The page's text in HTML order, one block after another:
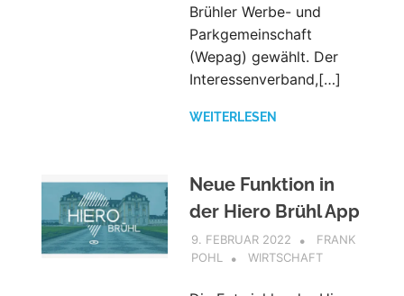
Brühler Werbe- und
Parkgemeinschaft
(Wepag) gewählt. Der
Interessenverband,[…]
WEITERLESEN
Neue Funktion in
der Hiero Brühl App
9. FEBRUAR 2022
FRANK
POHL
WIRTSCHAFT